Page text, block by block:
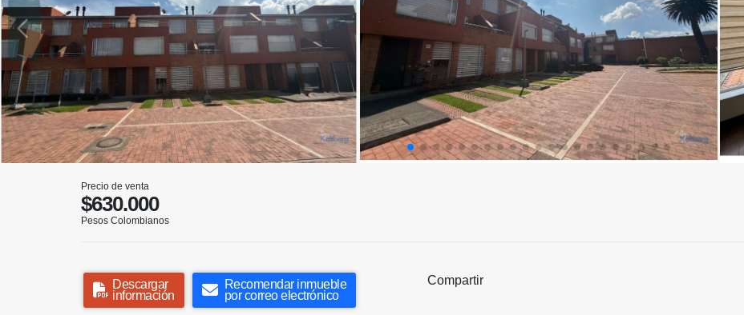
Precio de venta
$630.000
Pesos Colombianos
Descargar
información
Recomendar inmueble
por correo electrónico
Compartir